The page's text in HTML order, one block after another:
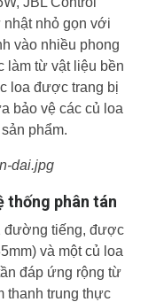
nhỏ gọn với
vào nhiều phong
làm từ vật liệu bền
loa được trang bị
bảo vệ các củ loa
phẩm.
thống phân tán
đường tiếng, được
và một củ loa
đáp ứng rộng từ
thanh trung thực